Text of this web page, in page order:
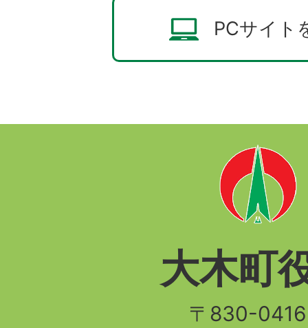
PCサイト
大木町
〒830-